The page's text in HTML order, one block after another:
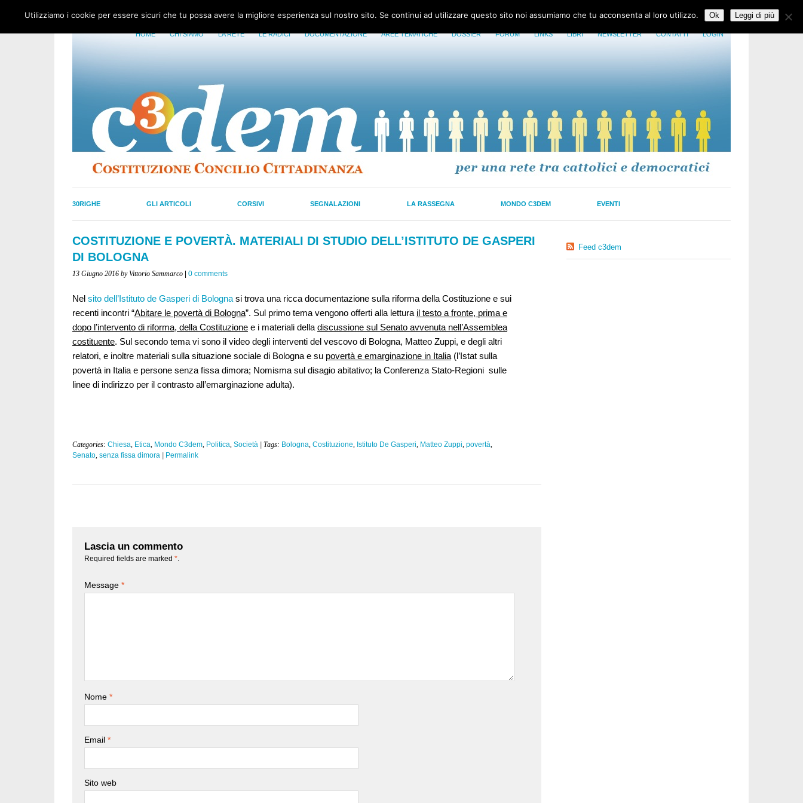
HOME CHI SIAMO LA RETE LE RADICI DOCUMENTAZIONE AREE TEMATICHE DOSSIER FORUM LINKS LIBRI NEWSLETTER CONTATTI LOGIN
30RIGHE GLI ARTICOLI CORSIVI SEGNALAZIONI LA RASSEGNA MONDO C3DEM EVENTI
COSTITUZIONE E POVERTÀ. MATERIALI DI STUDIO DELL’ISTITUTO DE GASPERI
DI BOLOGNA
13 Giugno 2016 by Vittorio Sammarco 0 comments
Nel sito dell’Istituto de Gasperi di Bologna si trova una ricca documentazione sulla riforma della Costituzione e sui
recenti incontri “Abitare le povertà di Bologna”. Sul primo tema vengono offerti alla lettura il testo a fronte, prima e
dopo l’intervento di riforma, della Costituzione e i materiali della discussione sul Senato avvenuta nell’Assemblea
costituente. Sul secondo tema vi sono il video degli interventi del vescovo di Bologna, Matteo Zuppi, e degli altri
relatori, e inoltre materiali sulla situazione sociale di Bologna e su povertà e emarginazione in Italia (l’Istat sulla
povertà in Italia e persone senza fissa dimora; Nomisma sul disagio abitativo; la Conferenza Stato-Regioni sulle
linee di indirizzo per il contrasto all’emarginazione adulta).
Categories: Chiesa, Etica, Mondo C3dem, Politica, Società | Tags: Bologna, Costituzione, Istituto De Gasperi, Matteo Zuppi, povertà,
Senato, senza fissa dimora Permalink
Lascia un commento
Required fields are marked *
Message *
Nome *
Email *
Sito web
Feed c3dem
Utilizziamo i cookie per essere sicuri che tu possa avere la migliore esperienza sul nostro sito. Se continui ad utilizzare questo sito noi assumiamo che tu acconsenta al loro utilizzo. Ok Leggi di più